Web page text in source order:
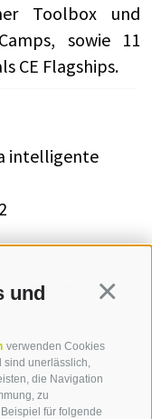
und
verwenden Cookies
sind unerlässlich,
die Navigation
zu
für folgende
Toolbox und
sowie 11
CE Flagships.
intelligente
Stuttgart